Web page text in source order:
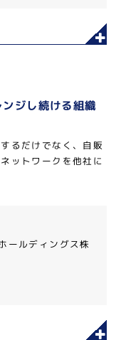
ジし続ける組織
るだけでなく、自販
ットワークを他社に
ールディングス株